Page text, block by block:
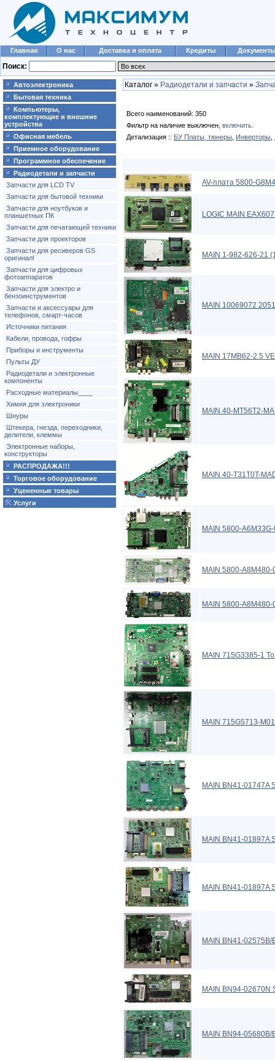
Главная О нас Доставка и оплата Кредиты Документы
Поиск:
Автоэлектроника
Бытовая техника
Компьютеры,
комплектующие и внешние
устройства
Офисная мебель
Приемное оборудование
Программное обеспечение
Радиодетали и запчасти
Запчасти для LCD TV
Запчасти для бытовой техники
Запчасти для ноутбуков и
планшетных ПК
Запчасти для печатающей техники
Запчасти для проекторов
Запчасти для ресиверов GS
оригинал!
Запчасти для цифровых
фотоаппаратов
Запчасти для электро и
бензоинструментов
Запчасти и аксессуары для
телефонов, смарт-часов
Источники питания
Кабели, провода, гофры
Приборы и инструменты
Пульты ДУ
Радиодетали и электронные
компоненты
Расходные материалы____
Химия для электроники
Шнуры
Штекера, гнезда, переходники,
делители, клеммы
Электронные наборы,
конструкторы
РАСПРОДАЖА!!!
Торговое оборудование
Уцененные товары
Услуги
Каталог » Радиодетали и запчасти »
Всего наименований: 350
Фильтр на наличие выключен, включить
Детализация :: БУ Платы, тюнеры Инверторы
AV-плата 5800-
LOGIC MAIN
MAIN 1-982-626-21
MAIN 10069072
MAIN 17MB62-2.5
MAIN 40-MT56T2-
MAIN 40-T31T0T-
MAIN 5800-
MAIN 5800-
MAIN 5800-
MAIN 715G3385-1
MAIN 715G5713-
MAIN BN41-01747A
MAIN BN41-01897A
MAIN BN41-01897A
MAIN BN41-
MAIN BN94-02670N
MAIN BN94-